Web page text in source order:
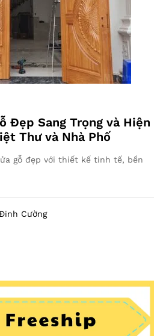
Đẹp Sang Trọng và Hiện
Thư và Nhà Phố
gỗ đẹp với thiết kế tinh tế, bền
Cường